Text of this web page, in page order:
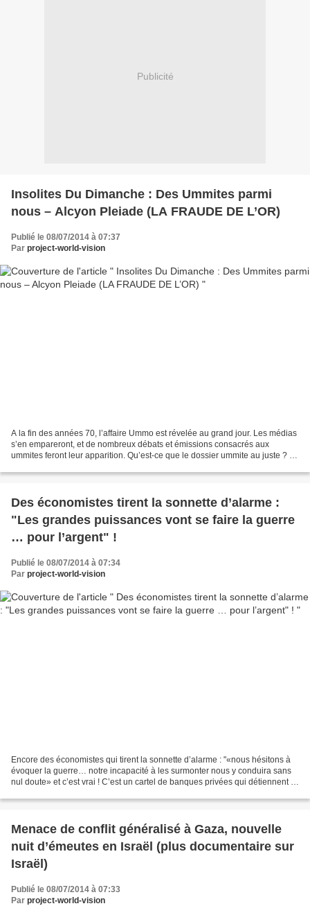
Publicité
Insolites Du Dimanche : Des Ummites parmi
nous – Alcyon Pleiade (LA FRAUDE DE L’OR)
Publié le 08/07/2014 à 07:37
Par project-world-vision
A la fin des années 70, l’affaire Ummo est révelée au grand jour. Les médias
s’en empareront, et de nombreux débats et émissions consacrés aux
ummites feront leur apparition. Qu’est-ce que le dossier ummite au juste ? Il
Des économistes tirent la sonnette d’alarme :
"Les grandes puissances vont se faire la guerre
… pour l’argent" !
Publié le 08/07/2014 à 07:34
Par project-world-vision
Encore des économistes qui tirent la sonnette d’alarme : "«nous hésitons à
évoquer la guerre… notre incapacité à les surmonter nous y conduira sans
nul doute» et c’est vrai ! C’est un cartel de banques privées qui détiennent le
Menace de conflit généralisé à Gaza, nouvelle
nuit d’émeutes en Israël (plus documentaire sur
Israël)
Publié le 08/07/2014 à 07:33
Par project-world-vision